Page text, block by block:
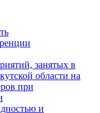
занятых в
области на
при
и